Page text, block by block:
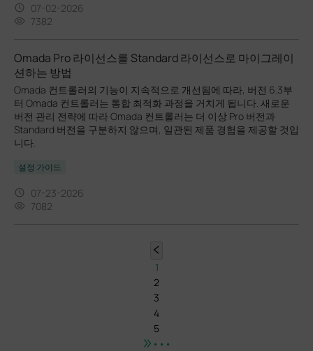
07-02-2026
7382
Omada Pro 라이선스를 Standard 라이선스로 마이그레이
션하는 방법
Omada 컨트롤러의 기능이 지속적으로 개선됨에 따라, 버전 6.3부
터 Omada 컨트롤러는 통합 최적화 과정을 거치게 됩니다. 새로운
버전 관리 전략에 따라 Omada 컨트롤러는 더 이상 Pro 버전과
Standard 버전을 구분하지 않으며, 일관된 제품 경험을 제공할 것입
니다.
설정 가이드
07-23-2026
7082
1
2
3
4
5
•••